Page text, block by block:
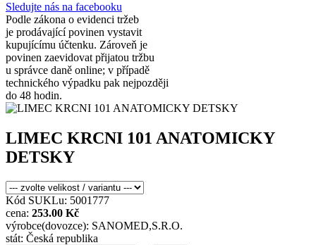
Sledujte nás na facebooku
Podle zákona o evidenci tržeb
je prodávající povinen vystavit
kupujícímu účtenku. Zároveň je
povinen zaevidovat přijatou tržbu
u správce daně online; v případě
technického výpadku pak nejpozději
do 48 hodin.
LIMEC KRCNI 101 ANATOMICKY
DETSKY
Kód SUKLu: 5001777
cena: 253.00 Kč
výrobce(dovozce): SANOMED,S.R.O.
stát: Česká republika